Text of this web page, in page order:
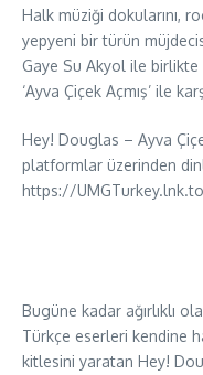
Halk müziği dokularını,
yepyeni bir türün
Gaye Su Akyol ile birlikte
‘Ayva Çiçek Açmış’ ile
Hey! Douglas – Ayva
platformlar üzerinden
https://
Bugüne kadar ağırlıklı
Türkçe eserleri kendine
kitlesini yaratan Hey!